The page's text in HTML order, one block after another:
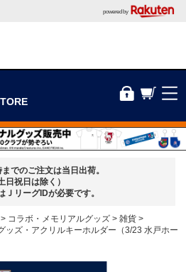
powered by
でのご注文は当日出荷。
日祝日は除く）
ＪリーグIDが必要です。
コラボ・メモリアルグッズ
雑貨
ッズ・アクリルキーホルダー（3/23 水戸ホー